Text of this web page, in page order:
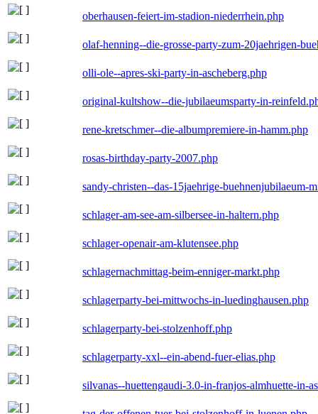
oberhausen-feiert-im-stadion-niederrhein.php
olaf-henning--die-grosse-party-zum-20jaehrigen-
olli-ole--apres-ski-party-in-ascheberg.php
original-kultshow--die-jubilaeumsparty-in-
rene-kretschmer--die-albumpremiere-in-hamm.php
rosas-birthday-party-2007.php
sandy-christen--das-15jaehrige-buehnenjubilaeum-
schlager-am-see-am-silbersee-in-haltern.php
schlager-openair-am-klutensee.php
schlagernachmittag-beim-enniger-markt.php
schlagerparty-bei-mittwochs-in-luedinghausen.php
schlagerparty-bei-stolzenhoff.php
schlagerparty-xxl--ein-abend-fuer-elias.php
silvanas--huettengaudi-3.0-in-franjos-almhuette-in-